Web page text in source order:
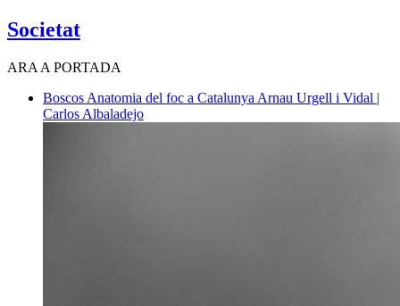
Societat
ARA A PORTADA
Boscos Anatomia del foc a Catalunya Arnau Urgell i Vidal |
Carlos Albaladejo